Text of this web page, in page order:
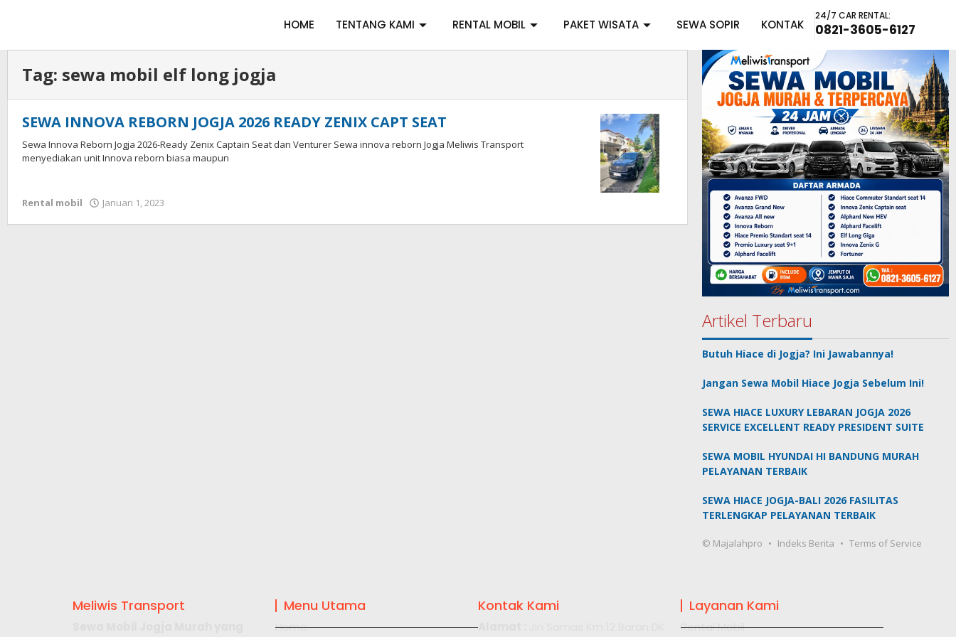
HOME TENTANG KAMI RENTAL MOBIL PAKET WISATA SEWA SOPIR KONTAK
24/7 CAR RENTAL:
0821-3605-6127
Tag: sewa mobil elf long jogja
SEWA INNOVA REBORN JOGJA 2026 READY ZENIX CAPT SEAT
Sewa Innova Reborn Jogja 2026-Ready Zenix Captain Seat dan Venturer Sewa innova reborn Jogja Meliwis Transport
menyediakan unit Innova reborn biasa maupun
Rental mobil Januari 1, 2023
Artikel Terbaru
Butuh Hiace di Jogja? Ini Jawabannya!
Jangan Sewa Mobil Hiace Jogja Sebelum Ini!
SEWA HIACE LUXURY LEBARAN JOGJA 2026
SERVICE EXCELLENT READY PRESIDENT SUITE
SEWA MOBIL HYUNDAI HI BANDUNG MURAH
PELAYANAN TERBAIK
SEWA HIACE JOGJA-BALI 2026 FASILITAS
TERLENGKAP PELAYANAN TERBAIK
© Majalahpro Indeks Berita Terms of Service
Meliwis Transport Menu Utama
Home
Kontak Kami Layanan Kami
Rental Mobil